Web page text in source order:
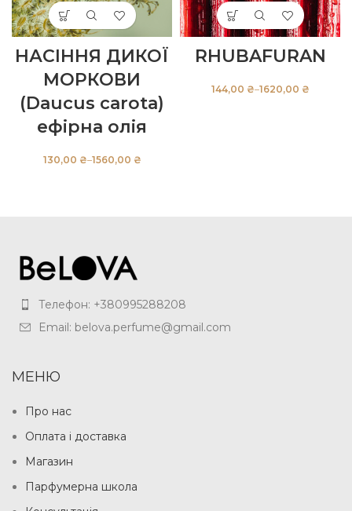
НАСІННЯ ДИКОЇ
МОРКОВИ
(Daucus carota)
ефірна олія
₴ ₴
RHUBAFURAN
₴ ₴
Телефон: +380995288208
Email: belova.perfume@gmail.com
МЕНЮ
Про нас
Оплата і доставка
Магазин
Парфумерна школа